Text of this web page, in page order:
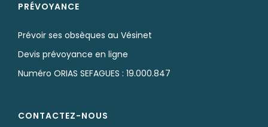
PRÉVOYANCE
Prévoir ses obsèques au Vésinet
Devis prévoyance en ligne
Numéro ORIAS SEFAGUES : 19.000.847
CONTACTEZ-NOUS